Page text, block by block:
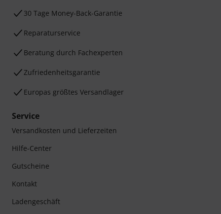
30 Tage Money-Back-Garantie
Reparaturservice
Beratung durch Fachexperten
Zufriedenheitsgarantie
Europas größtes Versandlager
Service
Versandkosten und Lieferzeiten
Hilfe-Center
Gutscheine
Kontakt
Ladengeschäft